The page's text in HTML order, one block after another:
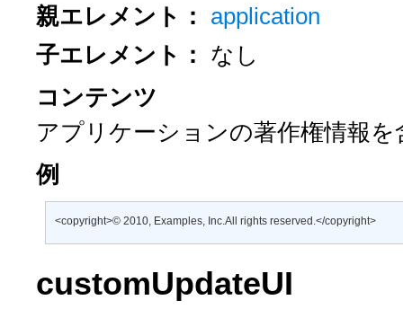
親エレメント： application
子エレメント： なし
コンテンツ
アプリケーションの著作権情報
例
<copyright>© 2010, Examples, Inc.All rights reserved.</copyright>
customUpdateUI